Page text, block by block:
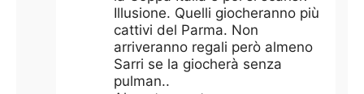
Illusione. Quelli giocheranno più
cattivi del Parma. Non
arriveranno regali però almeno
Sarri se la giocherà senza
pulman..